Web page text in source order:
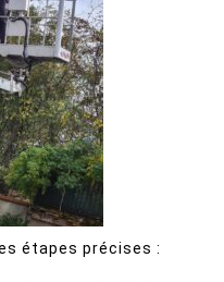
étapes précises :